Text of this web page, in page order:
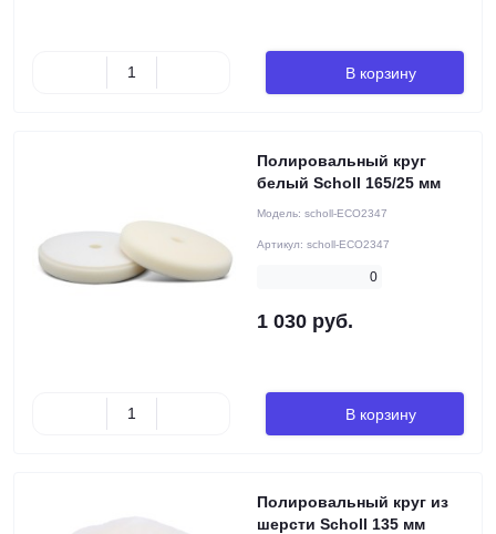
В корзину
Полировальный круг
белый Scholl 165/25 мм
Модель: scholl-ECO2347
Артикул: scholl-ECO2347
0
1 030 руб.
В корзину
Полировальный круг из
шерсти Scholl 135 мм